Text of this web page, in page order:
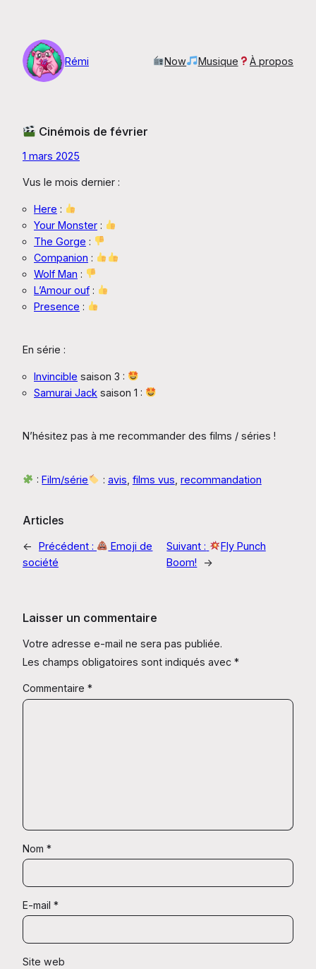
contenu
Rémi
Now Musique À propos
Cinémois de février
1 mars 2025
Vus le mois dernier :
Here :
Your Monster :
The Gorge :
Companion :
Wolf Man :
L’Amour ouf :
Presence :
En série :
Invincible saison 3 :
Samurai Jack saison 1 :
N’hésitez pas à me recommander des films / séries !
:Film/série : avis films vus recommandation
Articles
← Précédent :
Emoji de
société
Suivant :
Fly Punch
Boom!
→
Laisser un commentaire
Votre adresse e-mail ne sera pas publiée.
Les champs obligatoires sont indiqués avec *
Commentaire *
Nom *
E-mail *
Site web